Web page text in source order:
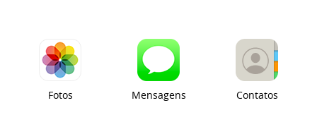
Fotos Mensagens Contatos